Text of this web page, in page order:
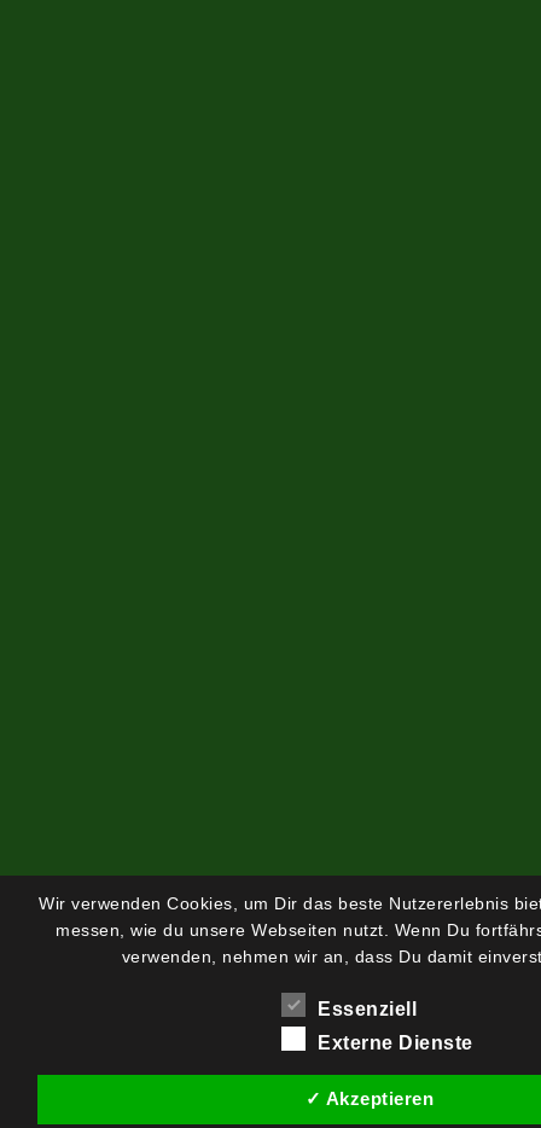
Wir verwenden Cookies, um Dir das beste Nutzererlebnis
messen, wie du unsere Webseiten nutzt. Wenn Du
verwenden, nehmen wir an, dass Du damit
Essenziell
Externe Dienste
✓ Akzeptieren